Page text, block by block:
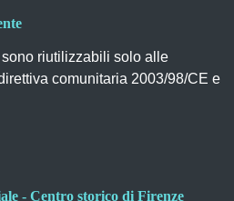
sono riutilizzabili solo alle
comunitaria 2003/98/CE e
- Centro storico di Firenze